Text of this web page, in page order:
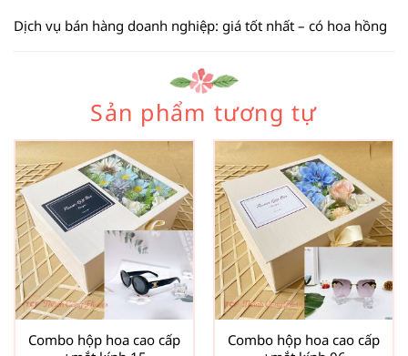
Dịch vụ bán hàng doanh nghiệp: giá tốt nhất – có hoa hồng
Sản phẩm tương tự
Combo hộp hoa cao cấp
Combo hộp hoa cao cấp